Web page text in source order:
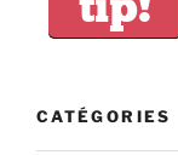
CATÉGORIES